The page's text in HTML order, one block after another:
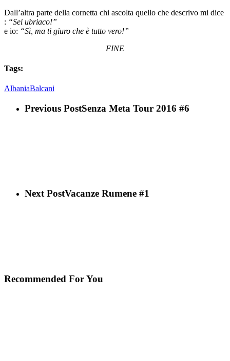
Dall’altra parte della cornetta chi ascolta quello che descrivo mi dice
: “Sei ubriaco!”
e io: “Sì, ma ti giuro che è tutto vero!”
FINE
Tags:
AlbaniaBalcani
Previous PostSenza Meta Tour 2016 #6
Next PostVacanze Rumene #1
Recommended For You